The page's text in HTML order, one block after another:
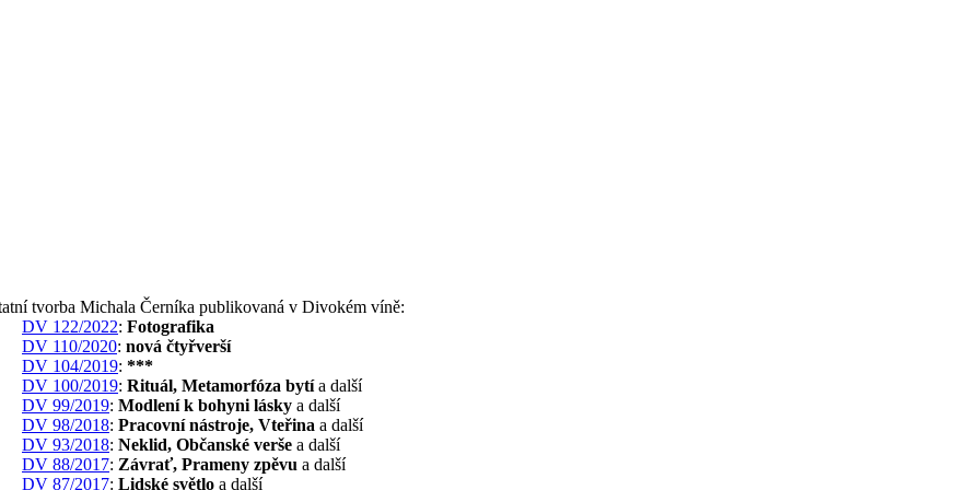
tvorba Michala Černíka publikovaná v Divokém víně:
DV 122/2022: Fotografika
DV 110/2020: nová čtyřverší
DV 104/2019: ***
DV 100/2019: Rituál, Metamorfóza bytía další
DV 99/2019: Modlení k bohyni lásky a další
DV 98/2018: Pracovní nástroje, Vteřina a další
DV 93/2018: Neklid, Občanské verše a další
DV 88/2017: Závrať, Prameny zpěvu a další
DV 87/2017: Lidské světlo a další